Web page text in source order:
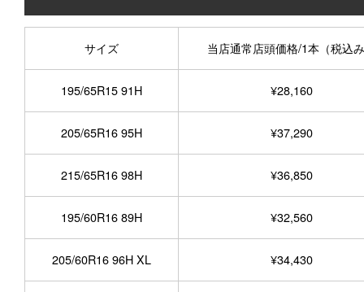
サイズ 当店通常店頭価格/1本（税込
195/65R15 91H ¥28,160
205/65R16 95H ¥37,290
215/65R16 98H ¥36,850
195/60R16 89H ¥32,560
205/60R16 96H XL ¥34,430